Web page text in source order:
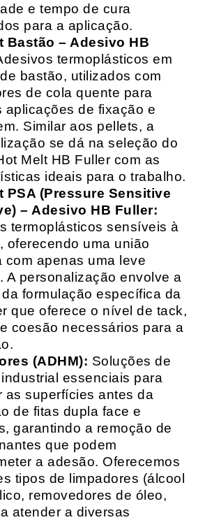
e tempo de cura
para a aplicação.
Bastão – Adesivo HB
termoplásticos em
bastão, utilizados com
de cola quente para
aplicações de fixação e
Similar aos pellets, a
se dá na seleção do
Melt HB Fuller com as
ideais para o trabalho.
PSA (Pressure Sensitive
– Adesivo HB Fuller:
termoplásticos sensíveis à
oferecendo uma união
com apenas uma leve
A personalização envolve a
formulação específica da
que oferece o nível de tack,
coesão necessários para a
(ADHM): Soluções de
industrial essenciais para
as superfícies antes da
de fitas dupla face e
garantindo a remoção de
que podem
a adesão. Oferecemos
tipos de limpadores (álcool
removedores de óleo,
atender a diversas